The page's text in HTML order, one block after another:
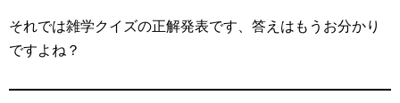
それでは雑学クイズの正解発表です、答えはもうお分かり
ですよね？